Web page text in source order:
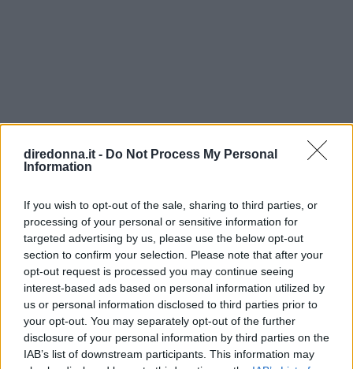
diredonna.it - Do Not Process My Personal
Information
If you wish to opt-out of the sale, sharing to third parties, or
processing of your personal or sensitive information for
targeted advertising by us, please use the below opt-out
section to confirm your selection. Please note that after your
opt-out request is processed you may continue seeing
interest-based ads based on personal information utilized by
us or personal information disclosed to third parties prior to
your opt-out. You may separately opt-out of the further
disclosure of your personal information by third parties on the
IAB’s list of downstream participants. This information may
assolutamente di avere. Tra l'altro mi sembra innaturale
dopo due giorni andarsi ad abbracciare con qualcuno.
ragazze più chiacchierate del GF, dice: Uscirà perché non
è divertente e non fa gioco. Le donne pare non abbiano
molto successo al Grande Fratello, e forse essere fidanzata
è un po' penalizzante. Delusione a parte, Cristina sembra
intenzionata a ripartire da subito: il suo prossimo progetto
è infatti quello di aprire una galleria d'arte a Catanzaro,
città dove si è appena trasferita. L'idea della ragazza è
quella di aprire uno spazio che non sia solo espositivo, ma
dove l'arte può essere anche fatta.